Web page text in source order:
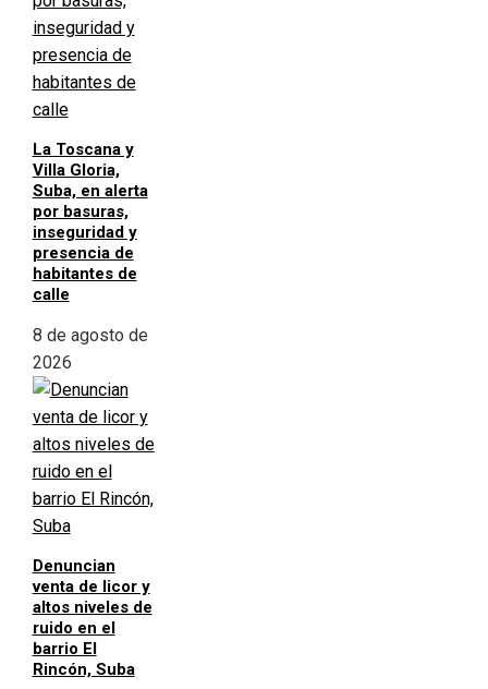
La Toscana y
Villa Gloria,
Suba, en alerta
por basuras,
inseguridad y
presencia de
habitantes de
calle
8 de agosto de
2026
Denuncian
venta de licor y
altos niveles de
ruido en el
barrio El
Rincón, Suba